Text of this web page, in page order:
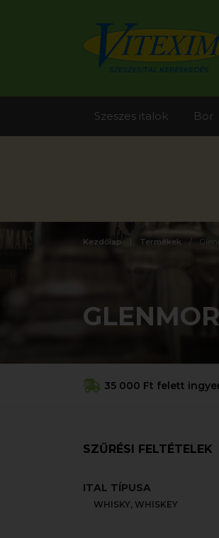
Szeszes italok Bor
Kezdőlap Termékek
35 000 Ft felett
SZŰRÉSI FELTÉTELEK
ITAL TÍPUSA
WHISKY, WHISKEY